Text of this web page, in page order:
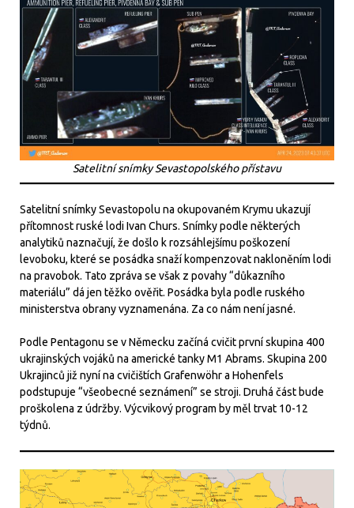
Satelitní snímky Sevastopolského přístavu
Satelitní snímky Sevastopolu na okupovaném Krymu ukazují
přítomnost ruské lodi Ivan Churs. Snímky podle některých
analytiků naznačují, že došlo k rozsáhlejšímu poškození
levoboku, které se posádka snaží kompenzovat nakloněním lodi
na pravobok. Tato zpráva se však z povahy “důkazního
materiálu” dá jen těžko ověřit. Posádka byla podle ruského
ministerstva obrany vyznamenána. Za co nám není jasné.
Podle Pentagonu se v Německu začíná cvičit první skupina 400
ukrajinských vojáků na americké tanky M1 Abrams. Skupina 200
Ukrajinců již nyní na cvičištích Grafenwöhr a Hohenfels
podstupuje “všeobecné seznámení” se stroji. Druhá část bude
proškolena z údržby. Výcvikový program by měl trvat 10-12
týdnů.